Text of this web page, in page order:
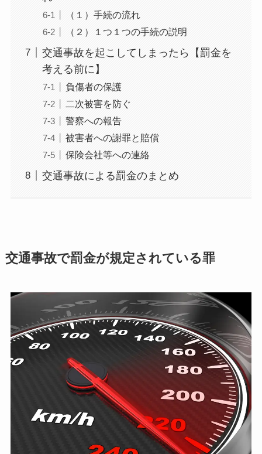
（１）手続の流れ
（２）１つ１つの手続の説明
交通事故を起こしてしまったら【罰金を
考える前に】
負傷者の保護
二次被害を防ぐ
警察への報告
被害者への謝罪と賠償
保険会社等への連絡
交通事故による罰金のまとめ
交通事故で罰金が規定されている罪